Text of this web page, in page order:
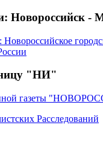
Новороссийск -
"НИ"
газеты
Расследований